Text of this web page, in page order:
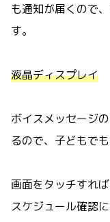
も通知が届くので
す。
液晶ディスプレイ
ボイスメッセージ
るので、子どもで
画面をタッチすれ
スケジュール確認に